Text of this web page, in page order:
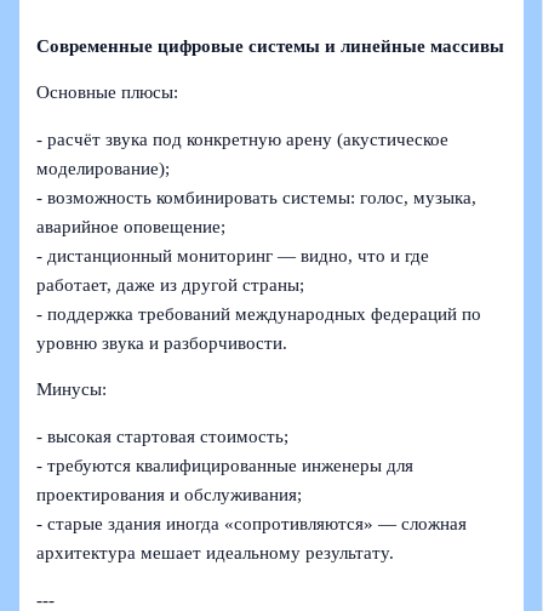
Современные цифровые системы и линейные массивы
Основные плюсы:
- расчёт звука под конкретную арену (акустическое
моделирование);
- возможность комбинировать системы: голос, музыка,
аварийное оповещение;
- дистанционный мониторинг — видно, что и где
работает, даже из другой страны;
- поддержка требований международных федераций по
уровню звука и разборчивости.
Минусы:
- высокая стартовая стоимость;
- требуются квалифицированные инженеры для
проектирования и обслуживания;
- старые здания иногда «сопротивляются» — сложная
архитектура мешает идеальному результату.
---